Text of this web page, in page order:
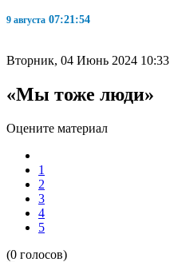
9 августа 07:21:55
Вторник, 04 Июнь 2024 10:33
«Мы тоже люди»
Оцените материал
1
2
3
4
5
(0 голосов)